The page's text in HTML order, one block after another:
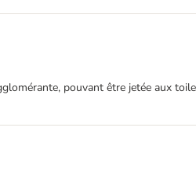
pouvant être jetée aux